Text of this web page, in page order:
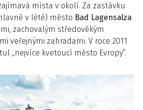
místa v okolí. Za zastávku
v létě) město Bad Lagensalza
zachovalým středověkým
veřejnými zahradami. V roce 2011
„nejvíce kvetoucí město Evropy“.